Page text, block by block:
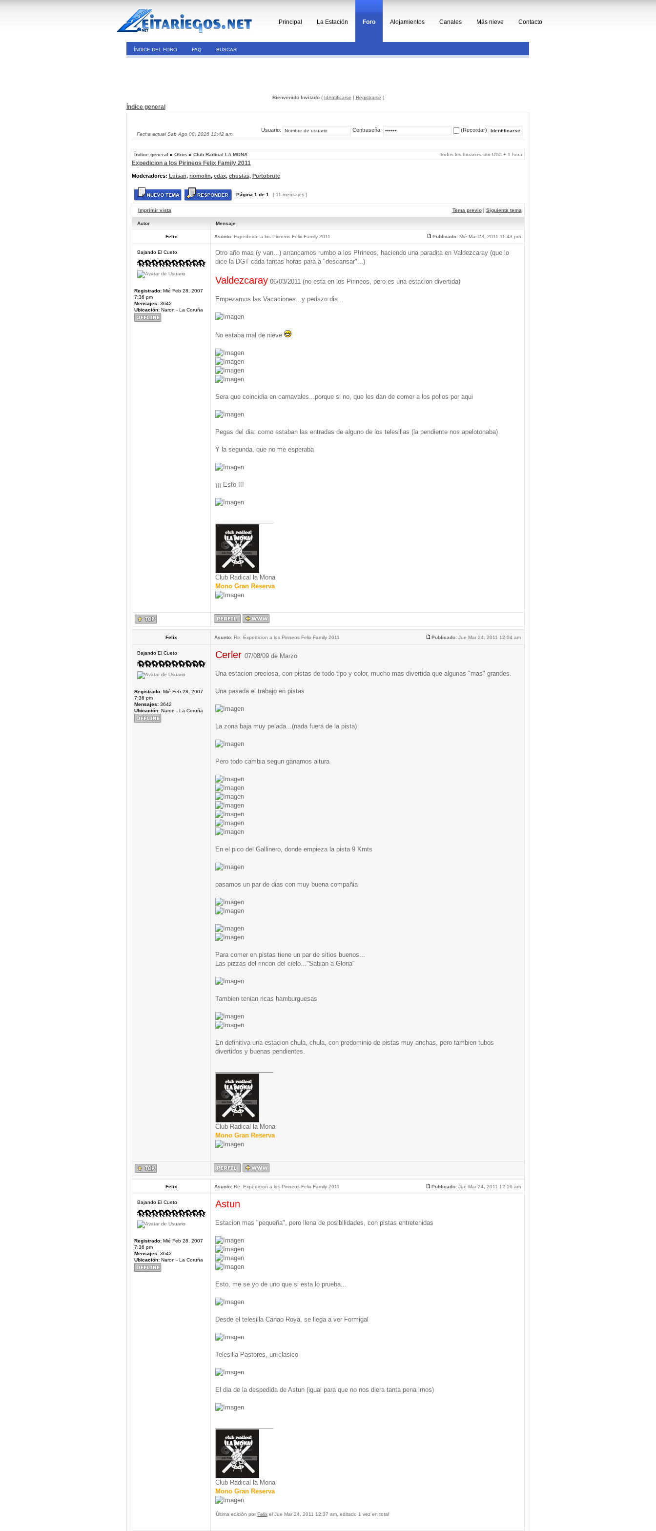
Principal La Estación Foro Alojamientos Canales Más nieve Contacto
ÍNDICE DEL FORO FAQ BUSCAR
Bienvenido Invitado( Identificarse | Registrarse )
Índice general
Fecha actual Sab Ago 08, 2026 12:42 am
Usuario: Contraseña: (Recordar)
Índice general » Otros » Club Radical LA MONA Todos los horarios son UTC + 1 hora
Expedicion a los Pirineos Felix Family 2011
Moderadores: Luisan, riomolin, edax, chustas, Portobrute
Página 1 de 1 [ 11 mensajes ]
Imprimir vista Tema previo| Siguiente tema
Autor Mensaje
Felix Asunto:Expedicion a los Pirineos Felix Family 2011 Publicado:Mié Mar 23, 2011 11:43 pm
Bajando El Cueto
Registrado:Mié Feb 28, 2007
7:36 pm
Mensajes:3642
Ubicación:Naron - La Coruña
Otro año mas (y van...) arrancamos rumbo a los PIrineos, haciendo una paradita en Valdezcaray (que lo
dice la DGT cada tantas horas para a "descansar"...)
Valdezcaray06/03/2011 (no esta en los Pirineos, pero es una estacion divertida)
Empezamos las Vacaciones...y pedazo dia...
No estaba mal de nieve
Sera que coincidia en carnavales...porque si no, que les dan de comer a los pollos por aqui
Pegas del dia: como estaban las entradas de alguno de los telesillas (la pendiente nos apelotonaba)
Y la segunda, que no me esperaba
¡¡¡ Esto !!!
Club Radical la Mona
Mono Gran Reserva
Felix Asunto:Re: Expedicion a los Pirineos Felix Family 2011 Publicado:Jue Mar 24, 2011 12:04 am
Bajando El Cueto
Registrado:Mié Feb 28, 2007
7:36 pm
Mensajes:3642
Ubicación:Naron - La Coruña
Cerler 07/08/09 de Marzo
Una estacion preciosa, con pistas de todo tipo y color, mucho mas divertida que algunas "mas" grandes.
Una pasada el trabajo en pistas
La zona baja muy pelada...(nada fuera de la pista)
Pero todo cambia segun ganamos altura
En el pico del Gallinero, donde empieza la pista 9 Kmts
pasamos un par de dias con muy buena compañia
Para comer en pistas tiene un par de sitios buenos...
Las pizzas del rincon del cielo..."Sabian a Gloria"
Tambien tenian ricas hamburguesas
En definitiva una estacion chula, chula, con predominio de pistas muy anchas, pero tambien tubos
divertidos y buenas pendientes.
Club Radical la Mona
Mono Gran Reserva
Felix Asunto:Re: Expedicion a los Pirineos Felix Family 2011 Publicado:Jue Mar 24, 2011 12:16 am
Bajando El Cueto
Registrado:Mié Feb 28, 2007
7:36 pm
Mensajes:3642
Ubicación:Naron - La Coruña
Astun
Estacion mas "pequeña", pero llena de posibilidades, con pistas entretenidas
Esto, me se yo de uno que si esta lo prueba...
Desde el telesilla Canao Roya, se llega a ver Formigal
Telesilla Pastores, un clasico
El dia de la despedida de Astun (igual para que no nos diera tanta pena irnos)
Club Radical la Mona
Mono Gran Reserva
Última edición por Felixel Jue Mar 24, 2011 12:37 am, editado 1 vez en total